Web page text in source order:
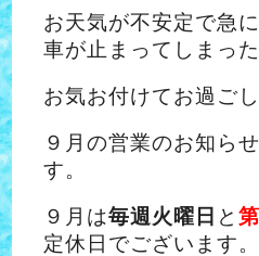
お天気が不安定で急
車が止まってしまっ
お気お付けてお過ご
９月の営業のお知ら
す。
９月は毎週火曜日 と
定休日でございます。